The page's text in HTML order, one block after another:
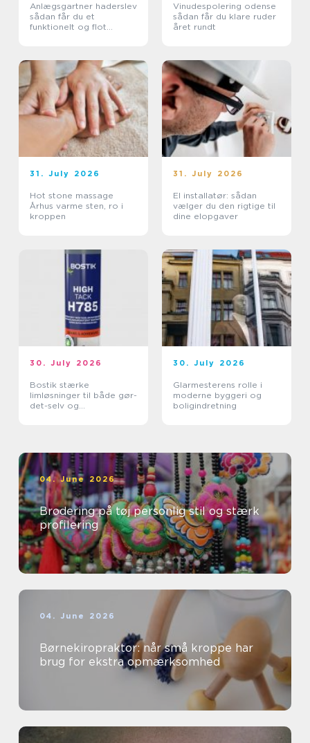
Anlægsgartner haderslev
sådan får du et
funktionelt og flot
Vinudespolering odense
sådan får du klare ruder
året rundt
31. July 2026
Hot stone massage
Århus varme sten, ro i
kroppen
31. July 2026
El installatør: sådan
vælger du den rigtige til
dine elopgaver
30. July 2026
Bostik stærke
limløsninger til både gør-
det-selv og
30. July 2026
Glarmesterens rolle i
moderne byggeri og
boligindretning
04. June 2026
Brodering på tøj personlig stil og stærk
profilering
04. June 2026
Børnekiropraktor: når små kroppe har
brug for ekstra opmærksomhed